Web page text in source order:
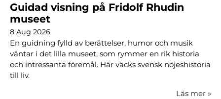
Guidad visning på Fridolf Rhudin
museet
8 Aug 2026
En guidning fylld av berättelser, humor och musik
väntar i det lilla museet, som rymmer en rik historia
och intressanta föremål. Här väcks svensk nöjeshistoria
till liv.
Läs mer »